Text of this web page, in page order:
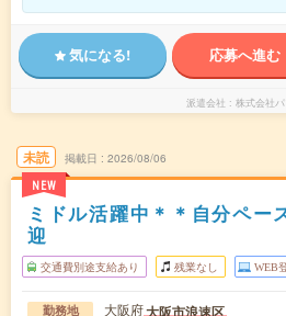
気になる! 応募へ進む
派遣会社 株式会社
未読
NEW
掲載日 2026/08/06
ミドル活躍中＊＊自分ペー
迎
交通費別途支給あり 残業なし WEB
勤務地 大阪府大阪市浪速区